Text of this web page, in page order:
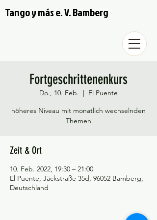
Tango y más e. V. Bamberg
Fortgeschrittenenkurs
Do., 10. Feb.
  |
El Puente
höheres Niveau mit monatlich wechselnden
Themen
Zeit & Ort
10. Feb. 2022, 19:30 – 21:00
El Puente, Jäckstraße 35d, 96052 Bamberg,
Deutschland